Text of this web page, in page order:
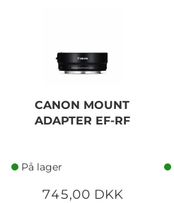
CANON MOUNT
ADAPTER EF-RF
På lager
745,00 DKK